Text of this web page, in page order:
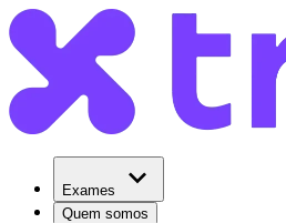
Exames
Quem somos